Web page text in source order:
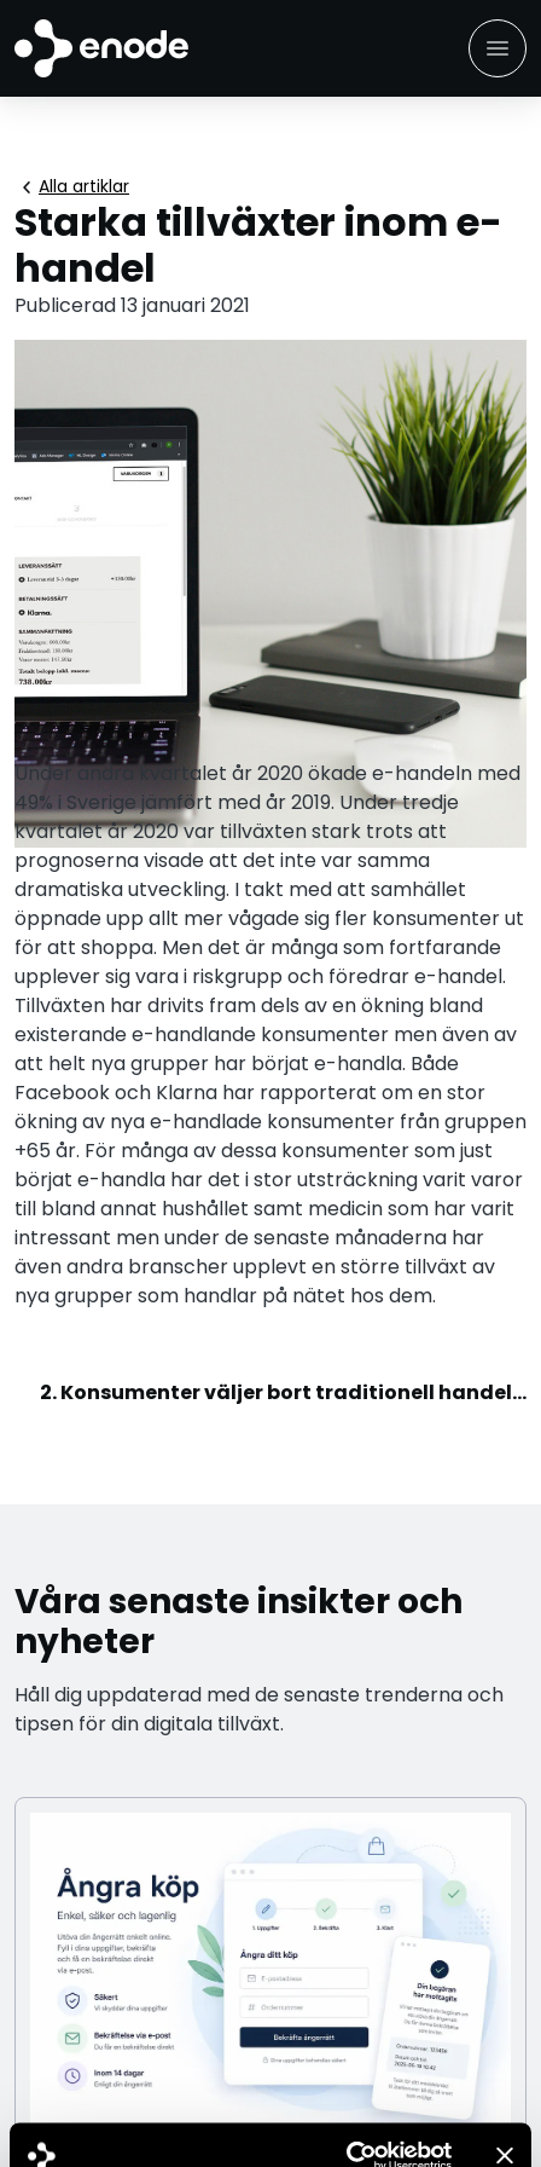
menu
chevron_left Alla artiklar
Starka tillväxter inom e-
handel
Publicerad 13 januari 2021
Under andra kvartalet år 2020 ökade e-handeln med
49% i Sverige jämfört med år 2019. Under tredje
kvartalet år 2020 var tillväxten stark trots att
prognoserna visade att det inte var samma
dramatiska utveckling. I takt med att samhället
öppnade upp allt mer vågade sig fler konsumenter ut
för att shoppa. Men det är många som fortfarande
upplever sig vara i riskgrupp och föredrar e-handel.
Tillväxten har drivits fram dels av en ökning bland
existerande e-handlande konsumenter men även av
att helt nya grupper har börjat e-handla. Både
Facebook och Klarna har rapporterat om en stor
ökning av nya e-handlade konsumenter från gruppen
+65 år. För många av dessa konsumenter som just
börjat e-handla har det i stor utsträckning varit varor
till bland annat hushållet samt medicin som har varit
intressant men under de senaste månaderna har
även andra branscher upplevt en större tillväxt av
nya grupper som handlar på nätet hos dem.
2. Konsumenter väljer bort traditionell handel...
Våra senaste insikter och
nyheter
Håll dig uppdaterad med de senaste trenderna och
tipsen för din digitala tillväxt.
Funktion för förenklad ångerrätt i